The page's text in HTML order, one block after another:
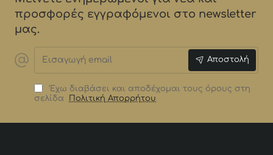
προσφορές εγγραφόμενοι στο newsletter
μας.
email
Αποστολή
Έχω διαβάσει και αποδέχομαι τους όρους στη
σελίδα
Πολιτική Απορρήτου